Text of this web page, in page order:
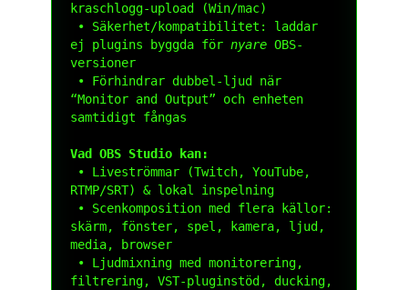
kraschlogg-upload (Win/mac)
ej plugins byggda för nyare OBS-
versioner
“Monitor and Output” och enheten
samtidigt fångas
Vad OBS Studio kan:
RTMP/SRT) & lokal inspelning
skärm, fönster, spel, kamera, ljud,
media, browser
filtrering, VST-pluginstöd, ducking,